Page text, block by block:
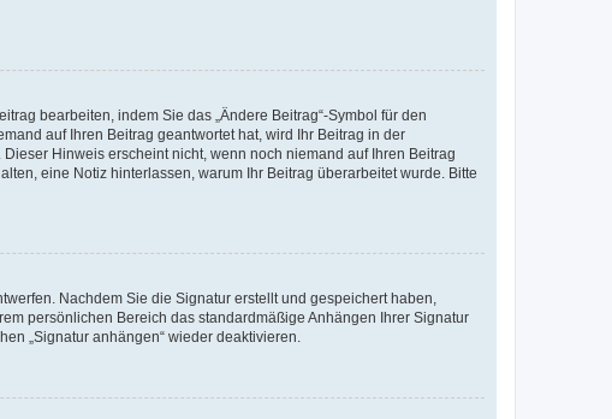
bearbeiten, indem Sie das „Ändere Beitrag“-Symbol für den
auf Ihren Beitrag geantwortet hat, wird Ihr Beitrag in der
Hinweis erscheint nicht, wenn noch niemand auf Ihren Beitrag
eine Notiz hinterlassen, warum Ihr Beitrag überarbeitet wurde. Bitte
Nachdem Sie die Signatur erstellt und gespeichert haben,
persönlichen Bereich das standardmäßige Anhängen Ihrer Signatur
„Signatur anhängen“ wieder deaktivieren.